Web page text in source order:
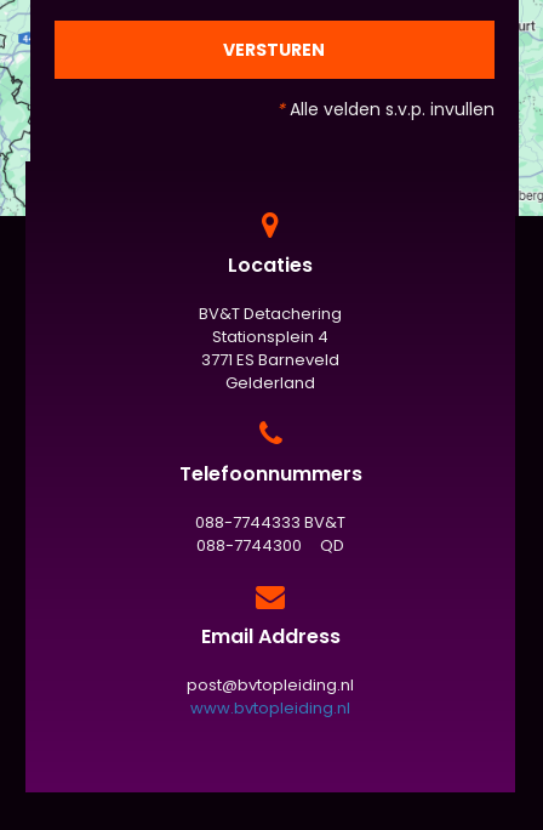
VERSTUREN
*Alle velden s.v.p. invullen
Locaties
BV&T Detachering
Stationsplein 4
3771 ES Barneveld
Gelderland
Telefoonnummers
088-7744333 BV&T
088-7744300 QD
Email Address
post@bvtopleiding.nl
www.bvtopleiding.nl